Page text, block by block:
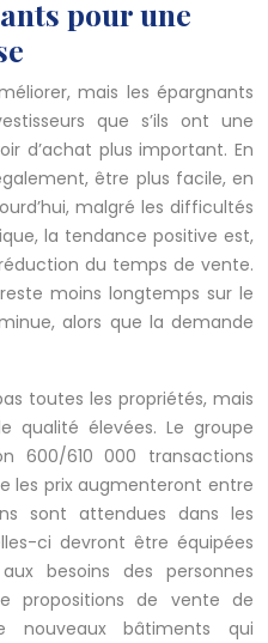
pour une
mais les épargnants
que s’ils ont une
d’achat plus important. En
être plus facile, en
malgré les difficultés
la tendance positive est,
du temps de vente.
moins longtemps sur le
alors que la demande
toutes les propriétés, mais
qualité élevées. Le groupe
600/610 000 transactions
les prix augmenteront entre
sont attendues dans les
ci devront être équipées
besoins des personnes
propositions de vente de
bâtiments qui